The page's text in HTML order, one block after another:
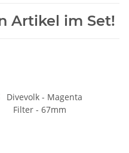
Artikel im Set!